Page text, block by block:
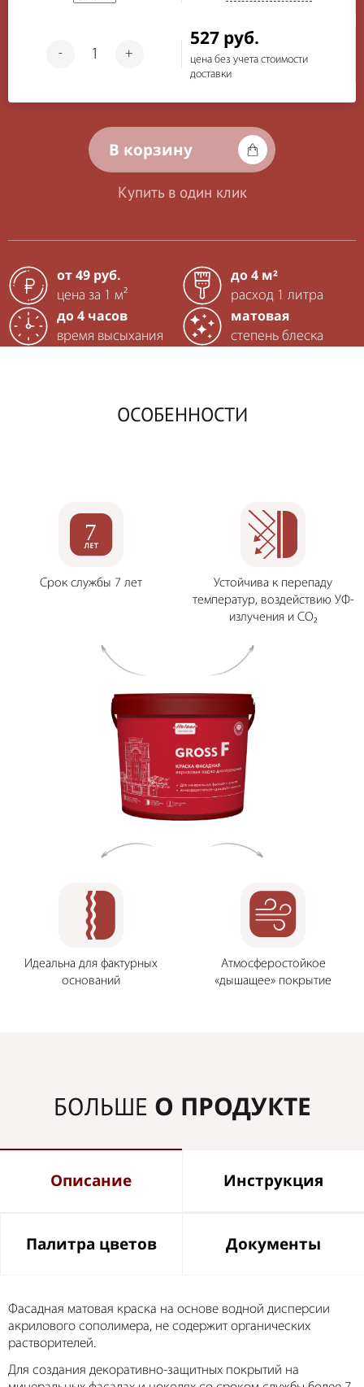
- +
527 руб.
цена без учета стоимости
доставки
В корзину
Купить в один клик
от 49 руб.
цена за 1 м²
до 4 м²
расход 1 литра
до 4 часов
время высыхания
матовая
степень блеска
ОСОБЕННОСТИ
7
Срок службы 7 лет
Идеальна для фактурных
оснований
Устойчива к перепаду
температур, воздействию УФ-
излучения и CO₂
Атмосферостойкое
«дышащее» покрытие
БОЛЬШЕ О ПРОДУКТЕ
Описание Инструкция
Палитра цветов Документы
Фасадная матовая краска на основе водной дисперсии
акрилового сополимера, не содержит органических
растворителей.
Для создания декоративно-защитных покрытий на